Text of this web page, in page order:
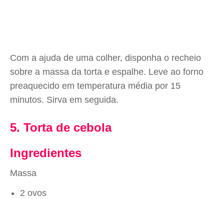
Com a ajuda de uma colher, disponha o recheio
sobre a massa da torta e espalhe. Leve ao forno
preaquecido em temperatura média por 15
minutos. Sirva em seguida.
5. Torta de cebola
Ingredientes
Massa
2 ovos